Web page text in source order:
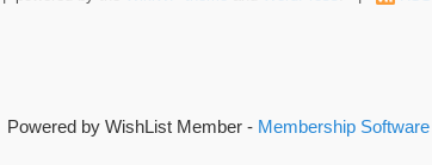
Powered by WishList Member - Membership Software